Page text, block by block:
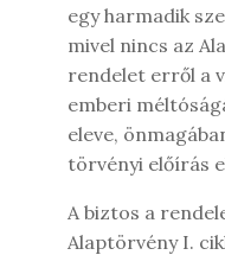
egy harmadik
mivel nincs az
rendelet erről a
emberi
eleve,
törvényi előírás
A biztos a
Alaptörvény I.